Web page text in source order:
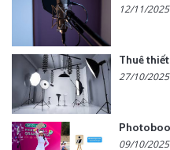
12/11/2025
27/10/2025
09/10/2025